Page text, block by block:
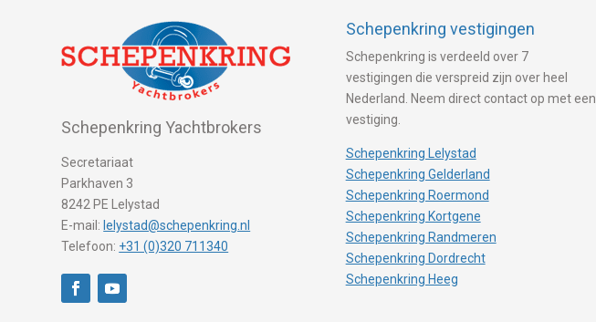
Schepenkring Yachtbrokers
Secretariaat
Parkhaven 3
8242 PE Lelystad
E-mail: lelystad@schepenkring.nl
Telefoon: +31 (0)320 711340
Schepenkring vestigingen
Schepenkring is verdeeld over 7
vestigingen die verspreid zijn over heel
Nederland. Neem direct contact op met een
vestiging.
Schepenkring Lelystad
Schepenkring Gelderland
Schepenkring Roermond
Schepenkring Kortgene
Schepenkring Randmeren
Schepenkring Dordrecht
Schepenkring Heeg